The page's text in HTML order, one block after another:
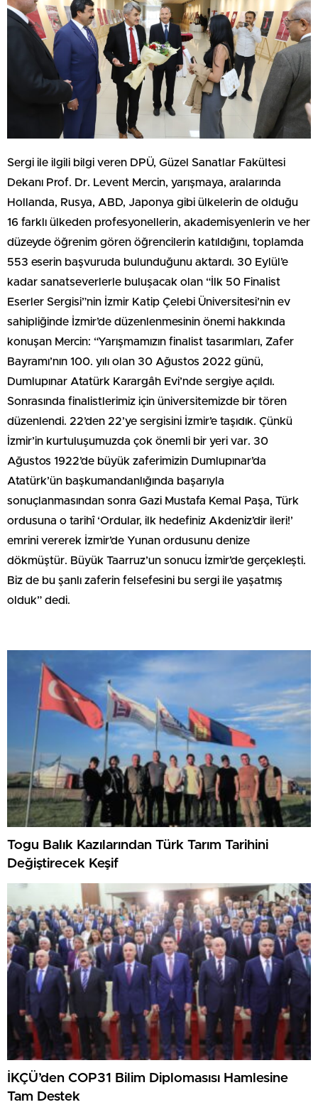
Sergi ile ilgili bilgi veren DPÜ, Güzel Sanatlar Fakültesi
Dekanı Prof. Dr. Levent Mercin, yarışmaya, aralarında
Hollanda, Rusya, ABD, Japonya gibi ülkelerin de olduğu
16 farklı ülkeden profesyonellerin, akademisyenlerin ve her
düzeyde öğrenim gören öğrencilerin katıldığını, toplamda
553 eserin başvuruda bulunduğunu aktardı. 30 Eylül’e
kadar sanatseverlerle buluşacak olan “İlk 50 Finalist
Eserler Sergisi”nin İzmir Katip Çelebi Üniversitesi’nin ev
sahipliğinde İzmir’de düzenlenmesinin önemi hakkında
konuşan Mercin: “Yarışmamızın finalist tasarımları, Zafer
Bayramı’nın 100. yılı olan 30 Ağustos 2022 günü,
Dumlupınar Atatürk Karargâh Evi’nde sergiye açıldı.
Sonrasında finalistlerimiz için üniversitemizde bir tören
düzenlendi. 22’den 22’ye sergisini İzmir’e taşıdık. Çünkü
İzmir’in kurtuluşumuzda çok önemli bir yeri var. 30
Ağustos 1922’de büyük zaferimizin Dumlupınar’da
Atatürk’ün başkumandanlığında başarıyla
sonuçlanmasından sonra Gazi Mustafa Kemal Paşa, Türk
ordusuna o tarihî ‘Ordular, ilk hedefiniz Akdeniz’dir ileri!’
emrini vererek İzmir’de Yunan ordusunu denize
dökmüştür. Büyük Taarruz’un sonucu İzmir’de gerçekleşti.
Biz de bu şanlı zaferin felsefesini bu sergi ile yaşatmış
olduk” dedi.
Togu Balık Kazılarından Türk Tarım Tarihini
Değiştirecek Keşif
İKÇÜ’den COP31 Bilim Diplomasısı Hamlesine
Tam Destek